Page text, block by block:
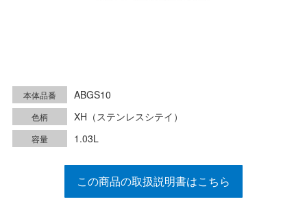
本体品番 ABGS10
色柄 XH（ステンレスシテイ）
容量 1.03L
この商品の取扱説明書はこちら